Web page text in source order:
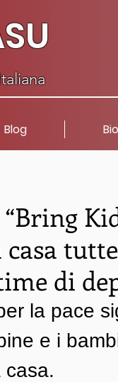
Blog
di
la pace
e i
casa.